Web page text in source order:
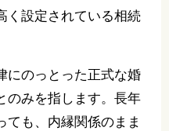
く設定されている相続
にのっとった正式な婚
のみを指します。長年
ても、内縁関係のまま